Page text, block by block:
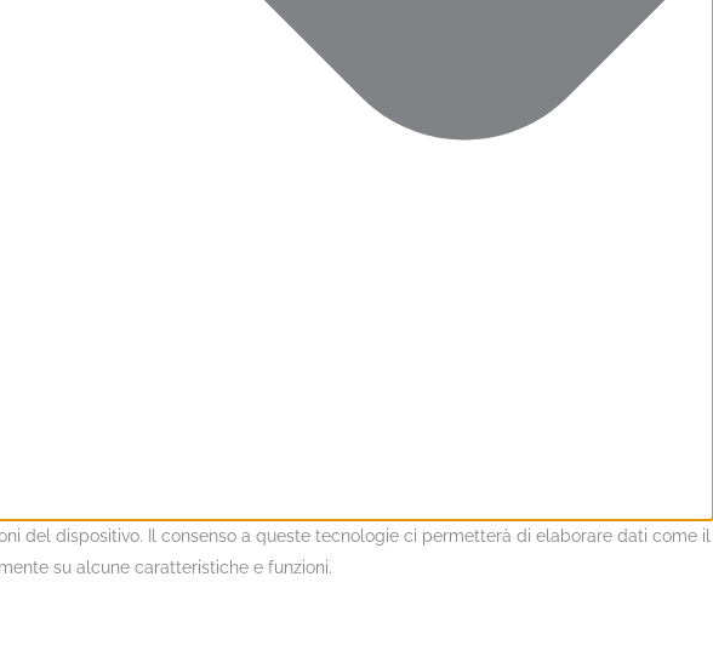
del dispositivo. Il consenso a queste tecnologie ci permetterà di elaborare dati come il
su alcune caratteristiche e funzioni.